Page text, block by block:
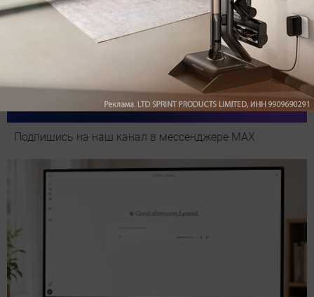
Подпишись на наш канал в мессенджере МАХ